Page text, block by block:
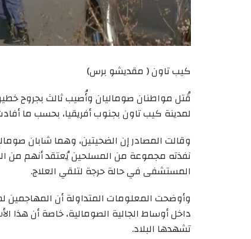
كيب تاون ( مقديشو برس)
قُتل مواطنان صوماليان وأُصيب ثالث بجروح
لمدينة كيب تاون بجنوب أفريقيا، بحسب ما
وقالت المصادر إن الضحيتين، وهما شابان
نفذته مجموعة من المسلحين يُعتقد أنهم من
المستشفى في حالة حرجة لتلقي العلاج.
وأوضحت المعلومات المتداولة أن المهاجمين
داخل أوساط الجالية الصومالية، خاصة أن
تشهدها البلاد.